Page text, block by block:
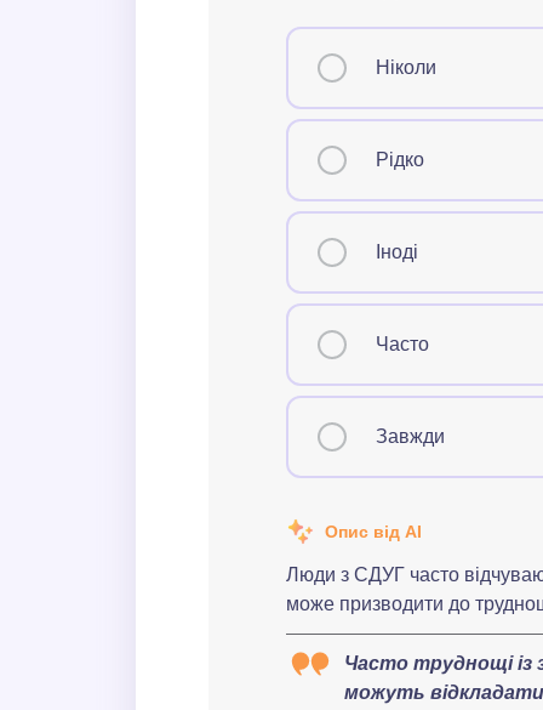
Ніколи
Рідко
Іноді
Часто
Завжди
Опис від AI
Люди з СДУГ часто
може призводити до
Часто труднощі із
можуть
Рідко
Іноді
Часто
Завжди
Як часто вам буває
Ніколи
Рідко
Іноді
Часто
Як часто у вас бувають
Ніколи
Рідко